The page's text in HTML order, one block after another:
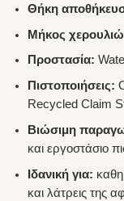
Θήκη
Μήκος
Προστασία:
Πιστοποιήσεις:
Recycled Claim
Βιώσιμη
και εργοστάσιο
Ιδανική για:
και λάτρεις της